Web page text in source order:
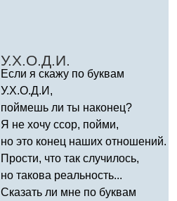
У.Х.О.Д.И.
Если я скажу по буквам
У.Х.О.Д.И,
поймешь ли ты наконец?
Я не хочу ссор, пойми,
но это конец наших отношений.
Прости, что так случилось,
но такова реальность...
Сказать ли мне по буквам